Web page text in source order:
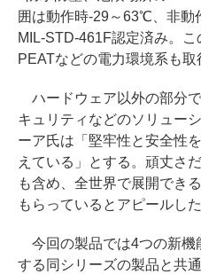
囲は動作時-29～63℃、非
MIL-STD-461F認定済み。
PEATなどの電力環境系も取
ハードウェア以外の部分
キュリティなどのソリュー
ーア氏は「堅牢性と安全性
えている」とする。頑丈さ
も含め、全世界で展開でき
もらっているとアピールした
今回の製品では4つの新機
する同シリーズの製品と共